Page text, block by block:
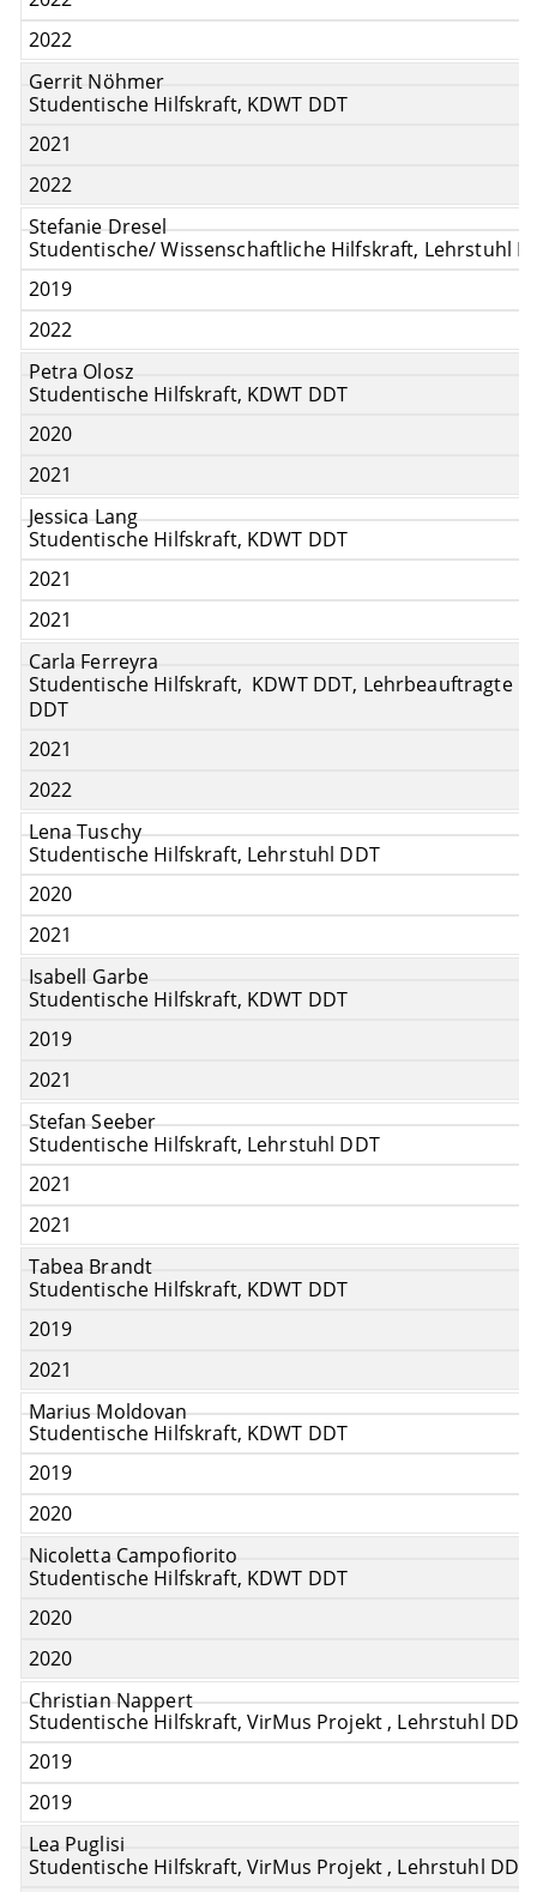
2022
Gerrit Nöhmer
Studentische Hilfskraft, KDWT DDT
2021
2022
Stefanie Dresel
Studentische/ Wissenschaftliche Hilfskraft, Lehrstuhl
2019
2022
Petra Olosz
Studentische Hilfskraft, KDWT DDT
2020
2021
Jessica Lang
Studentische Hilfskraft, KDWT DDT
2021
2021
Carla Ferreyra
Studentische Hilfskraft, KDWT DDT, Lehrbeauftragte
DDT
2021
2022
Lena Tuschy
Studentische Hilfskraft, Lehrstuhl DDT
2020
2021
Isabell Garbe
Studentische Hilfskraft, KDWT DDT
2019
2021
Stefan Seeber
Studentische Hilfskraft, Lehrstuhl DDT
2021
2021
Tabea Brandt
Studentische Hilfskraft, KDWT DDT
2019
2021
Marius Moldovan
Studentische Hilfskraft, KDWT DDT
2019
2020
Nicoletta Campofiorito
Studentische Hilfskraft, KDWT DDT
2020
2020
Christian Nappert
Studentische Hilfskraft, VirMus Projekt , Lehrstuhl DDT
2019
2019
Lea Puglisi
Studentische Hilfskraft, VirMus Projekt , Lehrstuhl DDT